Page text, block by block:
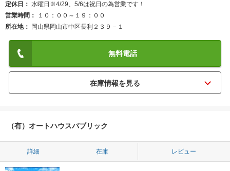
定休日
水曜日※4/29、5/6は祝日の為営業です！
営業時間
１０：００～１９：００
所在地
岡山県岡山市中区長利２３９－１
無料電話
（有）オートハウスパブリック
詳細 在庫 レビュー